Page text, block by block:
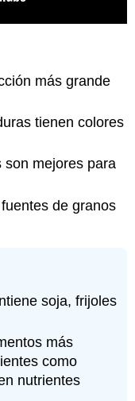
más grande
tienen colores
son mejores para
de granos
soja, frijoles
más
como
nutrientes